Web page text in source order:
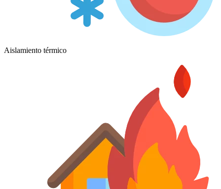
Aislamiento térmico